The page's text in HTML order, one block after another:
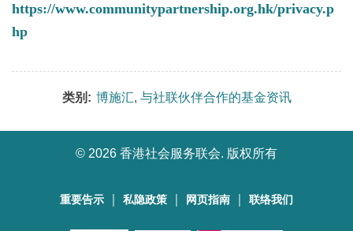
https://www.communitypartnership.org.hk/privacy.p
hp
类别: 博施汇, 与社联伙伴合作的基金资讯
© 2026 香港社会服务联会. 版权所有
重要告示 私隐政策 网页指南 联络我们